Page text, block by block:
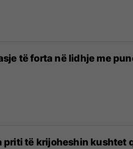
të forta në lidhje me
priti të krijoheshin kushtet